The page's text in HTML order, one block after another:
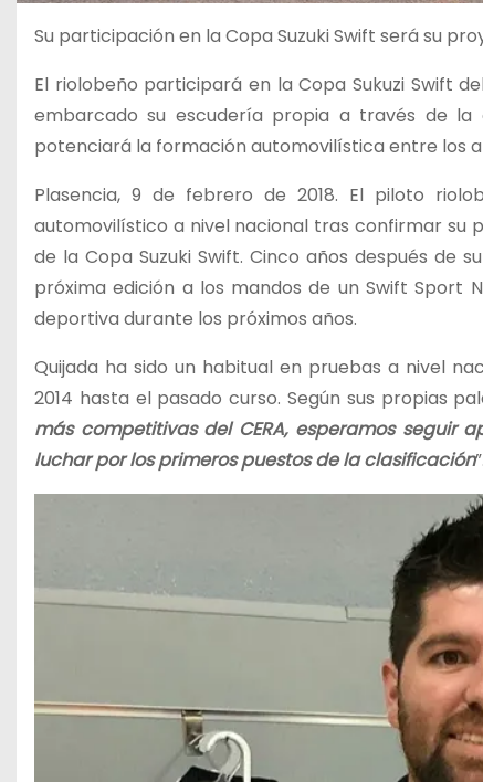
Su participación en la Copa Suzuki Swift será su
El riolobeño participará en la Copa Sukuzi Swift
embarcado su escudería propia a través de
potenciará la formación automovilística entre los
Plasencia, 9 de febrero de 2018. El piloto
automovilístico a nivel nacional tras confirmar su
de la Copa Suzuki Swift. Cinco años después de
próxima edición a los mandos de un Swift Sport
deportiva durante los próximos años.
Quijada ha sido un habitual en pruebas a nivel
2014 hasta el pasado curso. Según sus propias
más competitivas del CERA, esperamos
luchar por los primeros puestos de la clasificación”.